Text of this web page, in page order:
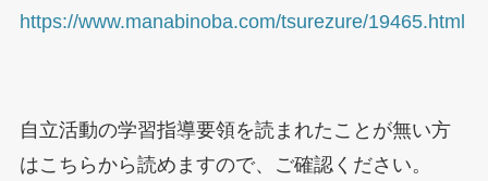
https://www.manabinoba.com/tsurezure/19465.html
自立活動の学習指導要領を読まれたことが無い方
はこちらから読めますので、ご確認ください。